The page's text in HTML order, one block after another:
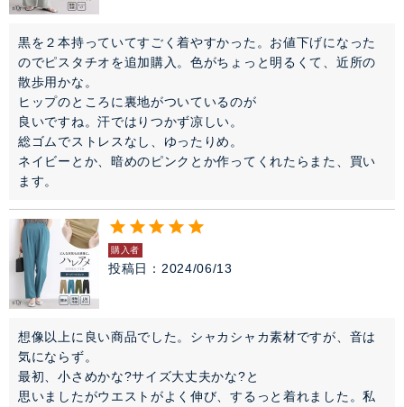
SALE
雑誌掲載アイテム
閉じる
黒を２本持っていてすごく着やすかった。お値下げになった
のでピスタチオを追加購入。色がちょっと明るくて、近所の
散歩用かな。
ヒップのところに裏地がついているのが
良いですね。汗ではりつかず凉しい。
総ゴムでストレスなし、ゆったりめ。
ネイビーとか、暗めのピンクとか作ってくれたらまた、買い
ます。
購入者
投稿日 2024/06/13
想像以上に良い商品でした。シャカシャカ素材ですが、音は
気にならず。
最初、小さめかな?サイズ大丈夫かな?と
思いましたがウエストがよく伸び、するっと着れました。私